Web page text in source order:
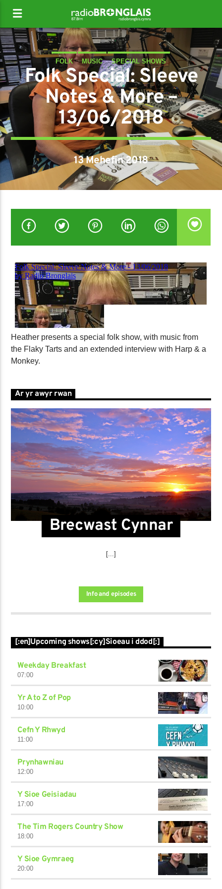
FOLK MUSIC SPECIAL SHOWS
Folk Special: Sleeve
Notes & More –
13/06/2018
13 Mehefin 2018
Heather presents a special folk show, with music from
the Flaky Tarts and an extended interview with Harp & a
Monkey.
Ar yr awyr rwan
Brecwast Cynnar
[...]
Info and episodes
[:en]Upcoming shows[:cy]Sioeau i ddod[:]
Weekday Breakfast
07:00
Yr A to Z of Pop
10:00
Cefn Y Rhwyd
11:00
Prynhawniau
12:00
Y Sioe Geisiadau
17:00
The Tim Rogers Country Show
18:00
Y Sioe Gymraeg
20:00